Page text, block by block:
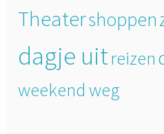
Theatershoppen
dagje uitreizen
weekend weg